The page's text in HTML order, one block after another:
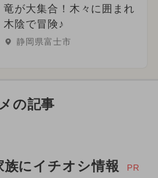
竜が大集合！木々に囲まれ
木陰で冒険♪
静岡県富士市
の記事
にイチオシ情報 PR